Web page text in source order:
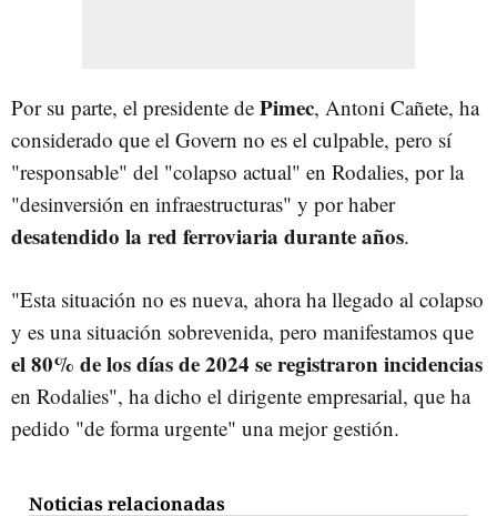
Por su parte, el presidente de Pimec, Antoni Cañete, ha
considerado que el Govern no es el culpable, pero sí
"responsable" del "colapso actual" en Rodalies, por la
"desinversión en infraestructuras" y por haber
desatendido la red ferroviaria durante años.
"Esta situación no es nueva, ahora ha llegado al colapso
y es una situación sobrevenida, pero manifestamos que
el 80% de los días de 2024 se registraron incidencias
en Rodalies", ha dicho el dirigente empresarial, que ha
pedido "de forma urgente" una mejor gestión.
Noticias relacionadas